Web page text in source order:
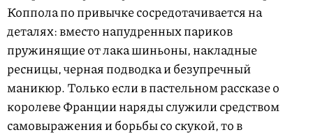
Коппола по привычке сосредотачивается на
деталях: вместо напудренных париков
пружинящие от лака шиньоны, накладные
ресницы, черная подводка и безупречный
маникюр. Только если в пастельном рассказе о
королеве Франции наряды служили средством
самовыражения и борьбы со скукой, то в